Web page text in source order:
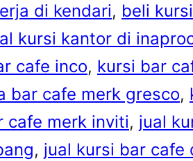
di kendari, beli
kursi kantor di
cafe inco, kursi bar
bar cafe merk gresco,
cafe merk inviti, jual
, jual kursi bar cafe